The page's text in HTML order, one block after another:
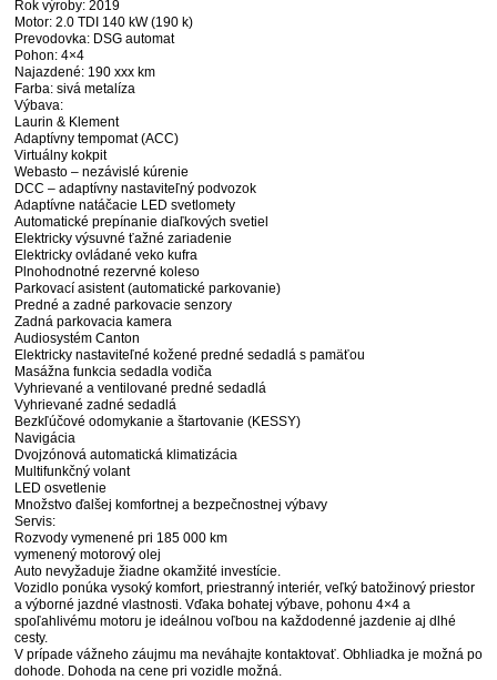
Rok výroby: 2019
Motor: 2.0 TDI 140 kW (190 k)
Prevodovka: DSG automat
Pohon: 4×4
Najazdené: 190 xxx km
Farba: sivá metalíza
Výbava:
Laurin & Klement
Adaptívny tempomat (ACC)
Virtuálny kokpit
Webasto – nezávislé kúrenie
DCC – adaptívny nastaviteľný podvozok
Adaptívne natáčacie LED svetlomety
Automatické prepínanie diaľkových svetiel
Elektricky výsuvné ťažné zariadenie
Elektricky ovládané veko kufra
Plnohodnotné rezervné koleso
Parkovací asistent (automatické parkovanie)
Predné a zadné parkovacie senzory
Zadná parkovacia kamera
Audiosystém Canton
Elektricky nastaviteľné kožené predné sedadlá s pamäťou
Masážna funkcia sedadla vodiča
Vyhrievané a ventilované predné sedadlá
Vyhrievané zadné sedadlá
Bezkľúčové odomykanie a štartovanie (KESSY)
Navigácia
Dvojzónová automatická klimatizácia
Multifunkčný volant
LED osvetlenie
Množstvo ďalšej komfortnej a bezpečnostnej výbavy
Servis:
Rozvody vymenené pri 185 000 km
vymenený motorový olej
Auto nevyžaduje žiadne okamžité investície.
Vozidlo ponúka vysoký komfort, priestranný interiér, veľký batožinový priestor
a výborné jazdné vlastnosti. Vďaka bohatej výbave, pohonu 4×4 a
spoľahlivému motoru je ideálnou voľbou na každodenné jazdenie aj dlhé
cesty.
V prípade vážneho záujmu ma neváhajte kontaktovať. Obhliadka je možná po
dohode. Dohoda na cene pri vozidle možná.